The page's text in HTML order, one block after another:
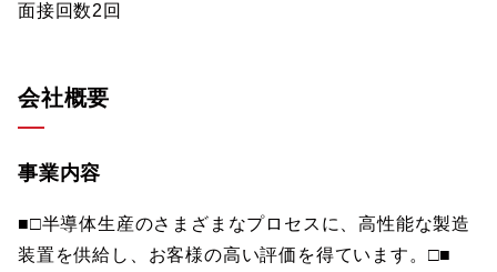
面接回数2回
会社概要
事業内容
■□半導体生産のさまざまなプロセスに、高性能な製造
装置を供給し、お客様の高い評価を得ています。□■